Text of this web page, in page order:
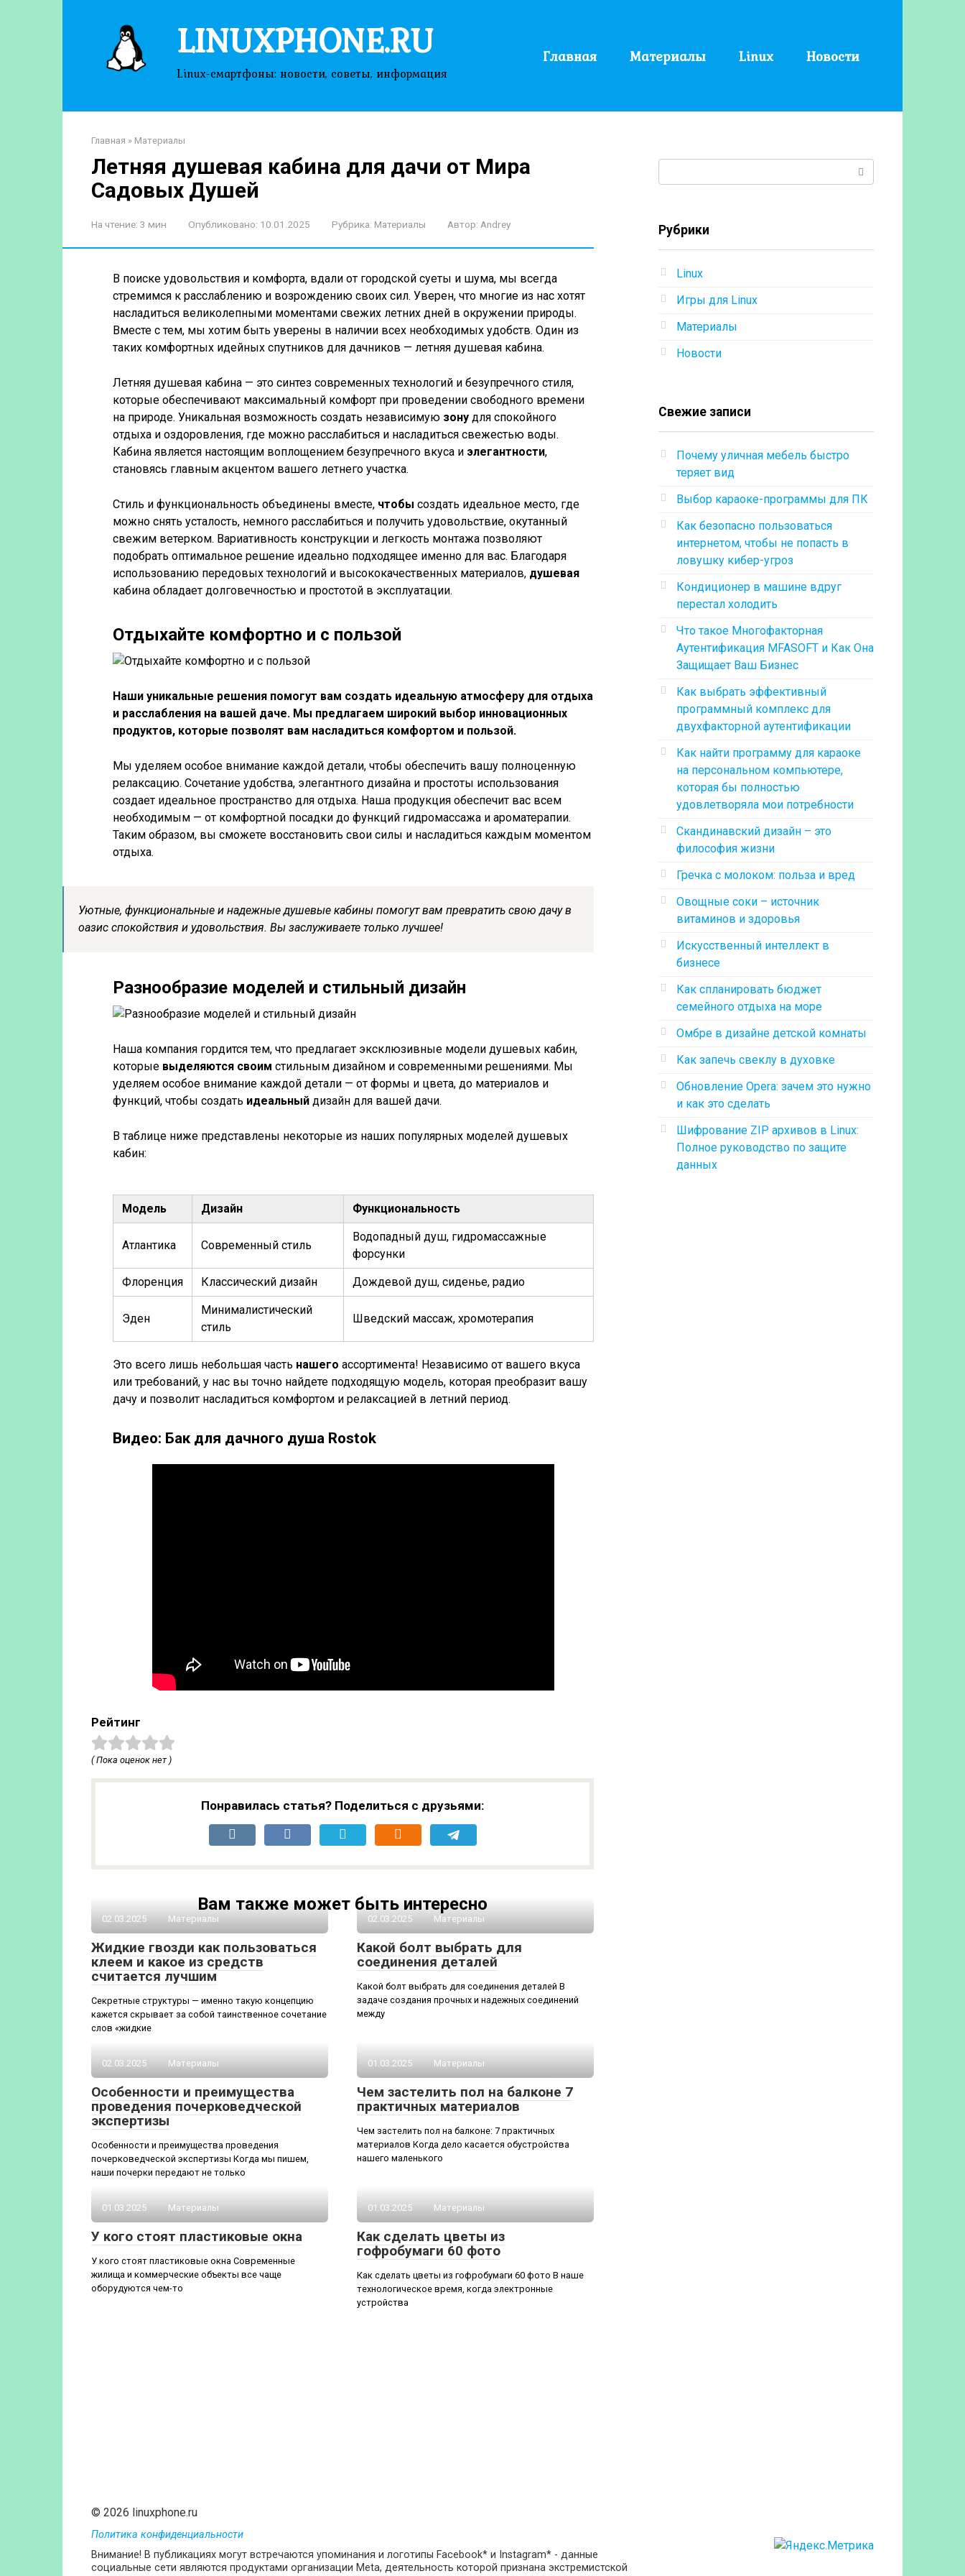
LINUXPHONE.RU
Linux-смартфоны: новости, советы, информация
Главная Материалы Linux Новости
Главная » Материалы
Летняя душевая кабина для дачи от Мира
Садовых Душей
На чтение: 3 мин Опубликовано: 10.01.2025 Рубрика: Материалы Автор: Andrey
В поиске удовольствия и комфорта, вдали от городской суеты и шума, мы всегда
стремимся к расслаблению и возрождению своих сил. Уверен, что многие из нас хотят
насладиться великолепными моментами свежих летних дней в окружении природы.
Вместе с тем, мы хотим быть уверены в наличии всех необходимых удобств. Один из
таких комфортных идейных спутников для дачников — летняя душевая кабина.
Летняя душевая кабина — это синтез современных технологий и безупречного стиля,
которые обеспечивают максимальный комфорт при проведении свободного времени
на природе. Уникальная возможность создать независимую зону для спокойного
отдыха и оздоровления, где можно расслабиться и насладиться свежестью воды.
Кабина является настоящим воплощением безупречного вкуса и элегантности,
становясь главным акцентом вашего летнего участка.
Стиль и функциональность объединены вместе, чтобы создать идеальное место, где
можно снять усталость, немного расслабиться и получить удовольствие, окутанный
свежим ветерком. Вариативность конструкции и легкость монтажа позволяют
подобрать оптимальное решение идеально подходящее именно для вас. Благодаря
использованию передовых технологий и высококачественных материалов, душевая
кабина обладает долговечностью и простотой в эксплуатации.
Отдыхайте комфортно и с пользой
Наши уникальные решения помогут вам создать идеальную атмосферу для отдыха
и расслабления на вашей даче. Мы предлагаем широкий выбор инновационных
продуктов, которые позволят вам насладиться комфортом и пользой.
Мы уделяем особое внимание каждой детали, чтобы обеспечить вашу полноценную
релаксацию. Сочетание удобства, элегантного дизайна и простоты использования
создает идеальное пространство для отдыха. Наша продукция обеспечит вас всем
необходимым — от комфортной посадки до функций гидромассажа и ароматерапии.
Таким образом, вы сможете восстановить свои силы и насладиться каждым моментом
отдыха.
Уютные, функциональные и надежные душевые кабины помогут вам превратить свою дачу в
оазис спокойствия и удовольствия. Вы заслуживаете только лучшее!
Разнообразие моделей и стильный дизайн
Наша компания гордится тем, что предлагает эксклюзивные модели душевых кабин,
которые выделяются своим стильным дизайном и современными решениями. Мы
уделяем особое внимание каждой детали — от формы и цвета, до материалов и
функций, чтобы создать идеальный дизайн для вашей дачи.
В таблице ниже представлены некоторые из наших популярных моделей душевых
кабин:
Модель Дизайн Функциональность
Атлантика Современный стиль
Водопадный душ, гидромассажные
форсунки
Флоренция Классический дизайн Дождевой душ, сиденье, радио
Эден
Минималистический
стиль
Шведский массаж, хромотерапия
Это всего лишь небольшая часть нашего ассортимента! Независимо от вашего вкуса
или требований, у нас вы точно найдете подходящую модель, которая преобразит вашу
дачу и позволит насладиться комфортом и релаксацией в летний период.
Видео: Бак для дачного душа Rostok
Рейтинг
( Пока оценок нет )
Понравилась статья? Поделиться с друзьями:
Вам также может быть интересно
02.03.2025 Материалы
Жидкие гвозди как пользоваться
клеем и какое из средств
считается лучшим
Секретные структуры — именно такую концепцию
кажется скрывает за собой таинственное сочетание
слов «жидкие
02.03.2025 Материалы
Какой болт выбрать для
соединения деталей
Какой болт выбрать для соединения деталей В
задаче создания прочных и надежных соединений
между
02.03.2025 Материалы
Особенности и преимущества
проведения почерковедческой
экспертизы
Особенности и преимущества проведения
почерковедческой экспертизы Когда мы пишем,
наши почерки передают не только
01.03.2025 Материалы
Чем застелить пол на балконе 7
практичных материалов
Чем застелить пол на балконе: 7 практичных
материалов Когда дело касается обустройства
нашего маленького
01.03.2025 Материалы
У кого стоят пластиковые окна
У кого стоят пластиковые окна Современные
жилища и коммерческие объекты все чаще
оборудуются чем-то
01.03.2025 Материалы
Как сделать цветы из
гофробумаги 60 фото
Как сделать цветы из гофробумаги 60 фото В наше
технологическое время, когда электронные
устройства
Рубрики
Linux
Игры для Linux
Материалы
Новости
Свежие записи
Почему уличная мебель быстро
теряет вид
Выбор караоке-программы для ПК
Как безопасно пользоваться
интернетом, чтобы не попасть в
ловушку кибер-угроз
Кондиционер в машине вдруг
перестал холодить
Что такое Многофакторная
Аутентификация MFASOFT и Как Она
Защищает Ваш Бизнес
Как выбрать эффективный
программный комплекс для
двухфакторной аутентификации
Как найти программу для караоке
на персональном компьютере,
которая бы полностью
удовлетворяла мои потребности
Скандинавский дизайн – это
философия жизни
Гречка с молоком: польза и вред
Овощные соки – источник
витаминов и здоровья
Искусственный интеллект в
бизнесе
Как спланировать бюджет
семейного отдыха на море
Омбре в дизайне детской комнаты
Как запечь свеклу в духовке
Обновление Opera: зачем это нужно
и как это сделать
Шифрование ZIP архивов в Linux:
Полное руководство по защите
данных
© 2026 linuxphone.ru
Политика конфиденциальности
Внимание! В публикациях могут встречаются упоминания и логотипы Facebook* и Instagram* - данные
социальные сети являются продуктами организации Meta, деятельность которой признана экстремистской